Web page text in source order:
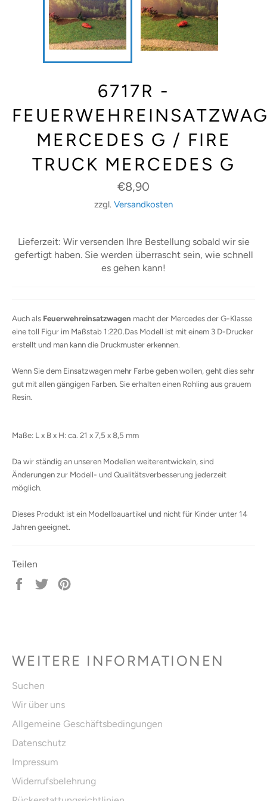
6717R -
MERCEDES G / FIRE
TRUCK MERCEDES G
Normaler
Preis
€8,90
zzgl. Versandkosten
Lieferzeit: Wir versenden Ihre Bestellung sobald wir sie
gefertigt haben. Sie werden überrascht sein, wie schnell
es gehen kann!
Auch als Feuerwehreinsatzwagen macht der Mercedes der G-Klasse
eine toll Figur im Maßstab 1:220.Das Modell ist mit einem 3 D-Drucker
erstellt und man kann die Druckmuster erkennen.
Wenn Sie dem Einsatzwagen mehr Farbe geben wollen, geht dies sehr
gut mit allen gängigen Farben. Sie erhalten einen Rohling aus grauem
Resin.
Maße: L x B x H: ca. 21 x 7,5 x 8,5 mm
Da wir ständig an unseren Modellen weiterentwickeln, sind
Änderungen zur Modell- und Qualitätsverbesserung jederzeit
möglich.
Dieses Produkt ist ein Modellbauartikel und nicht für Kinder unter 14
Jahren geeignet.
Teilen
Auf
Auf
WEITERE INFORMATIONEN
Suchen
Wir über uns
Allgemeine Geschäftsbedingungen
Datenschutz
Impressum
Widerrufsbelehrung